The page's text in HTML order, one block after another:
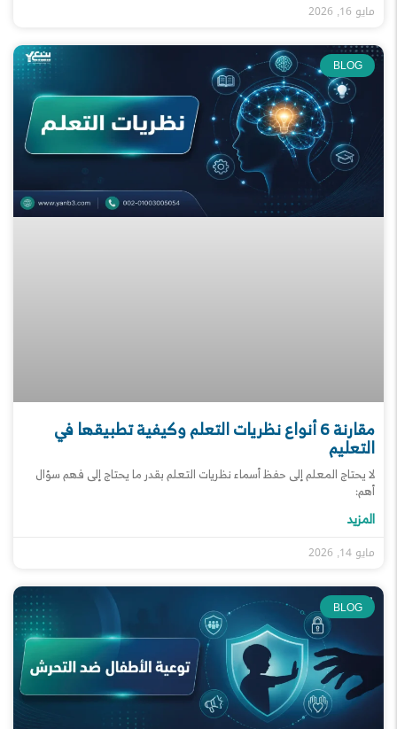
مايو 16, 2026
BLOG
مقارنة 6 أنواع نظريات التعلم وكيفية تطبيقها في
التعليم
لا يحتاج المعلم إلى حفظ أسماء نظريات التعلم بقدر ما يحتاج إلى فهم سؤال
أهم:
المزيد
مايو 14, 2026
BLOG